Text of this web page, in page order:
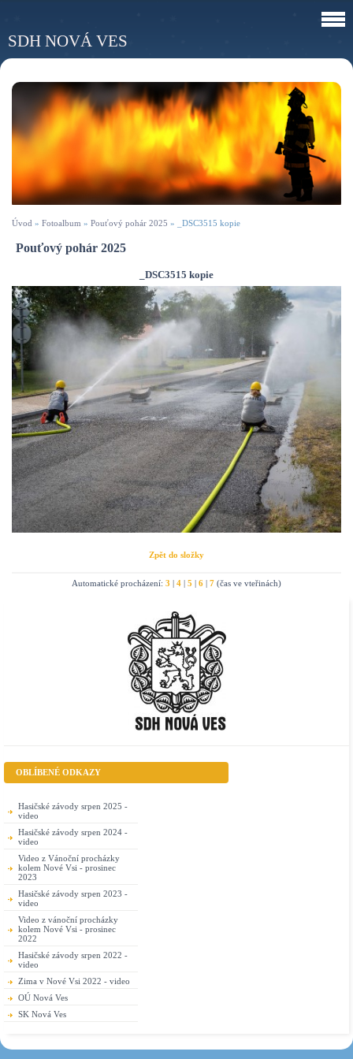
SDH NOVÁ VES
Úvod » Fotoalbum » Pouťový pohár 2025 » _DSC3515 kopie
Pouťový pohár 2025
_DSC3515 kopie
Zpět do složky
Automatické procházení: 3 4 5 6 7 (čas ve vteřinách)
OBLÍBENÉ ODKAZY
Hasičské závody srpen 2025 -
video
Hasičské závody srpen 2024 -
video
Video z Vánoční procházky
kolem Nové Vsi - prosinec
2023
Hasičské závody srpen 2023 -
video
Video z vánoční procházky
kolem Nové Vsi - prosinec
2022
Hasičské závody srpen 2022 -
video
Zima v Nové Vsi 2022 - video
OÚ Nová Ves
SK Nová Ves